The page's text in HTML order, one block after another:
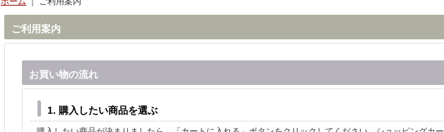
ご利用案内
お買い物の流れ
1. 購入したい商品を選ぶ